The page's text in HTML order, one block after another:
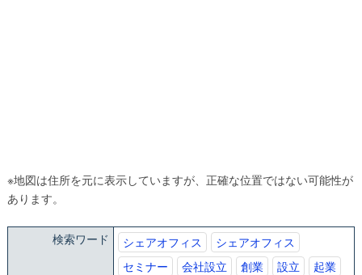
※地図は住所を元に表示していますが、正確な位置ではない可能性が
あります。
検索ワード シェアオフィス
シェアオフィス
セミナー
会社設立 創業 設立
起業